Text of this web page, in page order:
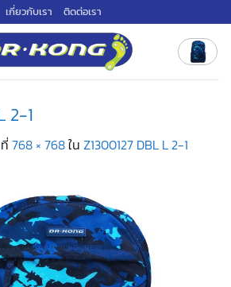
เกี่ยวกับเรา ติดต่อเรา
2-1
ที่ 768 × 768ใน Z1300127 DBL L 2-1